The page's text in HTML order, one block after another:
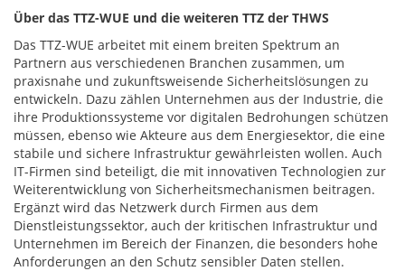
Über das TTZ-WUE und die weiteren TTZ der THWS
Das TTZ-WUE arbeitet mit einem breiten Spektrum an
Partnern aus verschiedenen Branchen zusammen, um
praxisnahe und zukunftsweisende Sicherheitslösungen zu
entwickeln. Dazu zählen Unternehmen aus der Industrie, die
ihre Produktionssysteme vor digitalen Bedrohungen schützen
müssen, ebenso wie Akteure aus dem Energiesektor, die eine
stabile und sichere Infrastruktur gewährleisten wollen. Auch
IT-Firmen sind beteiligt, die mit innovativen Technologien zur
Weiterentwicklung von Sicherheitsmechanismen beitragen.
Ergänzt wird das Netzwerk durch Firmen aus dem
Dienstleistungssektor, auch der kritischen Infrastruktur und
Unternehmen im Bereich der Finanzen, die besonders hohe
Anforderungen an den Schutz sensibler Daten stellen.